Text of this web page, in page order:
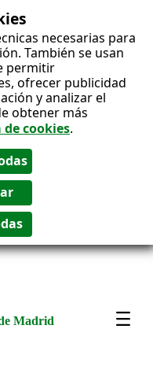
necesarias para
También se usan
permitir
ofrecer publicidad
y analizar el
obtener más
cookies.
Madrid